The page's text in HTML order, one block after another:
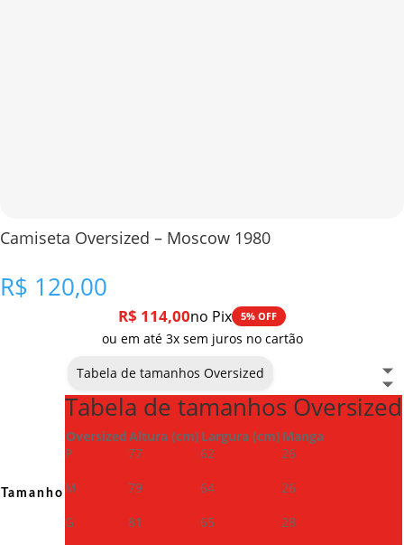
Camiseta Oversized – Moscow 1980
R$ 120,00
R$ 114,00no Pix 5% OFF
ou em até 3x sem juros no cartão
Tamanho
Tabela de tamanhos Oversized
Tabela de tamanhos Oversized
OversizedAltura (cm) Largura (cm) Manga
P
77 62
26
M
79 64
26
G
81 65
28